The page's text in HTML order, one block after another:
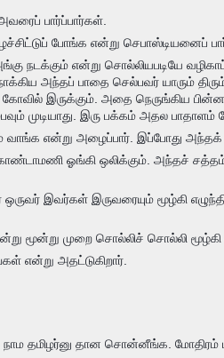
பார்ப்பார்கள்.
போங்க என்று செபாஸ்டியனைப்
நடக்கும் என்று சொல்லியபடியே
அந்தப் பாதை செல்பவர் யாரும் திரும்ப
இருக்கும். அதை நெருங்கிய
முடியாது. இரு பக்கம் அதல பாதாளம்
வாங்க என்று அழைப்பார். இப்போது அந்தக்
ஓங்கி ஒலிக்கும். அந்தச்
இவர்கள் இருவரையும் மூழ்கி
முறை சொல்லிச் சொல்லி மூழ்கி
என்று அதட்டுகிறார்.
நாம தமிழர்னு தான சொன்னீங்க.